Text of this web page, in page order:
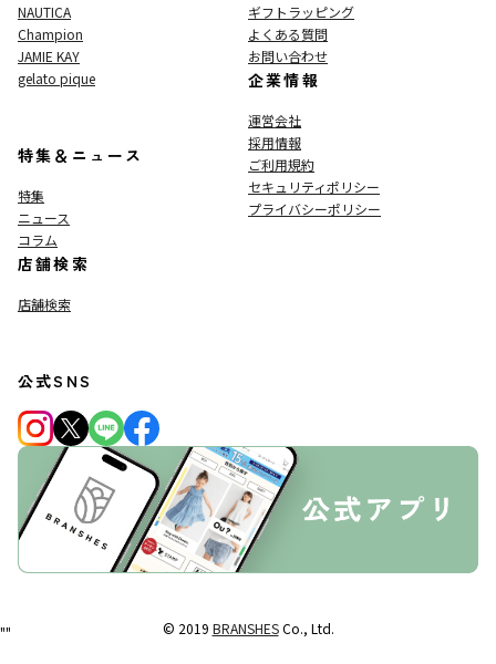
NAUTICA
Champion
JAMIE KAY
gelato pique
特集＆ニュース
特集
ニュース
コラム
店舗検索
店舗検索
ギフトラッピング
よくある質問
お問い合わせ
企業情報
運営会社
採用情報
ご利用規約
セキュリティポリシー
プライバシーポリシー
公式SNS
© 2019 BRANSHESCo., Ltd.
""